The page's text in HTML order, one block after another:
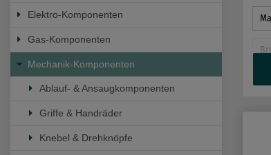
Elektro-Komponenten
Gas-Komponenten
Mechanik-Komponenten
Ablauf- & Ansaugkomponenten
Griffe & Handräder
Knebel & Drehknöpfe